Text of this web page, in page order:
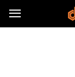
Dominikum.pl